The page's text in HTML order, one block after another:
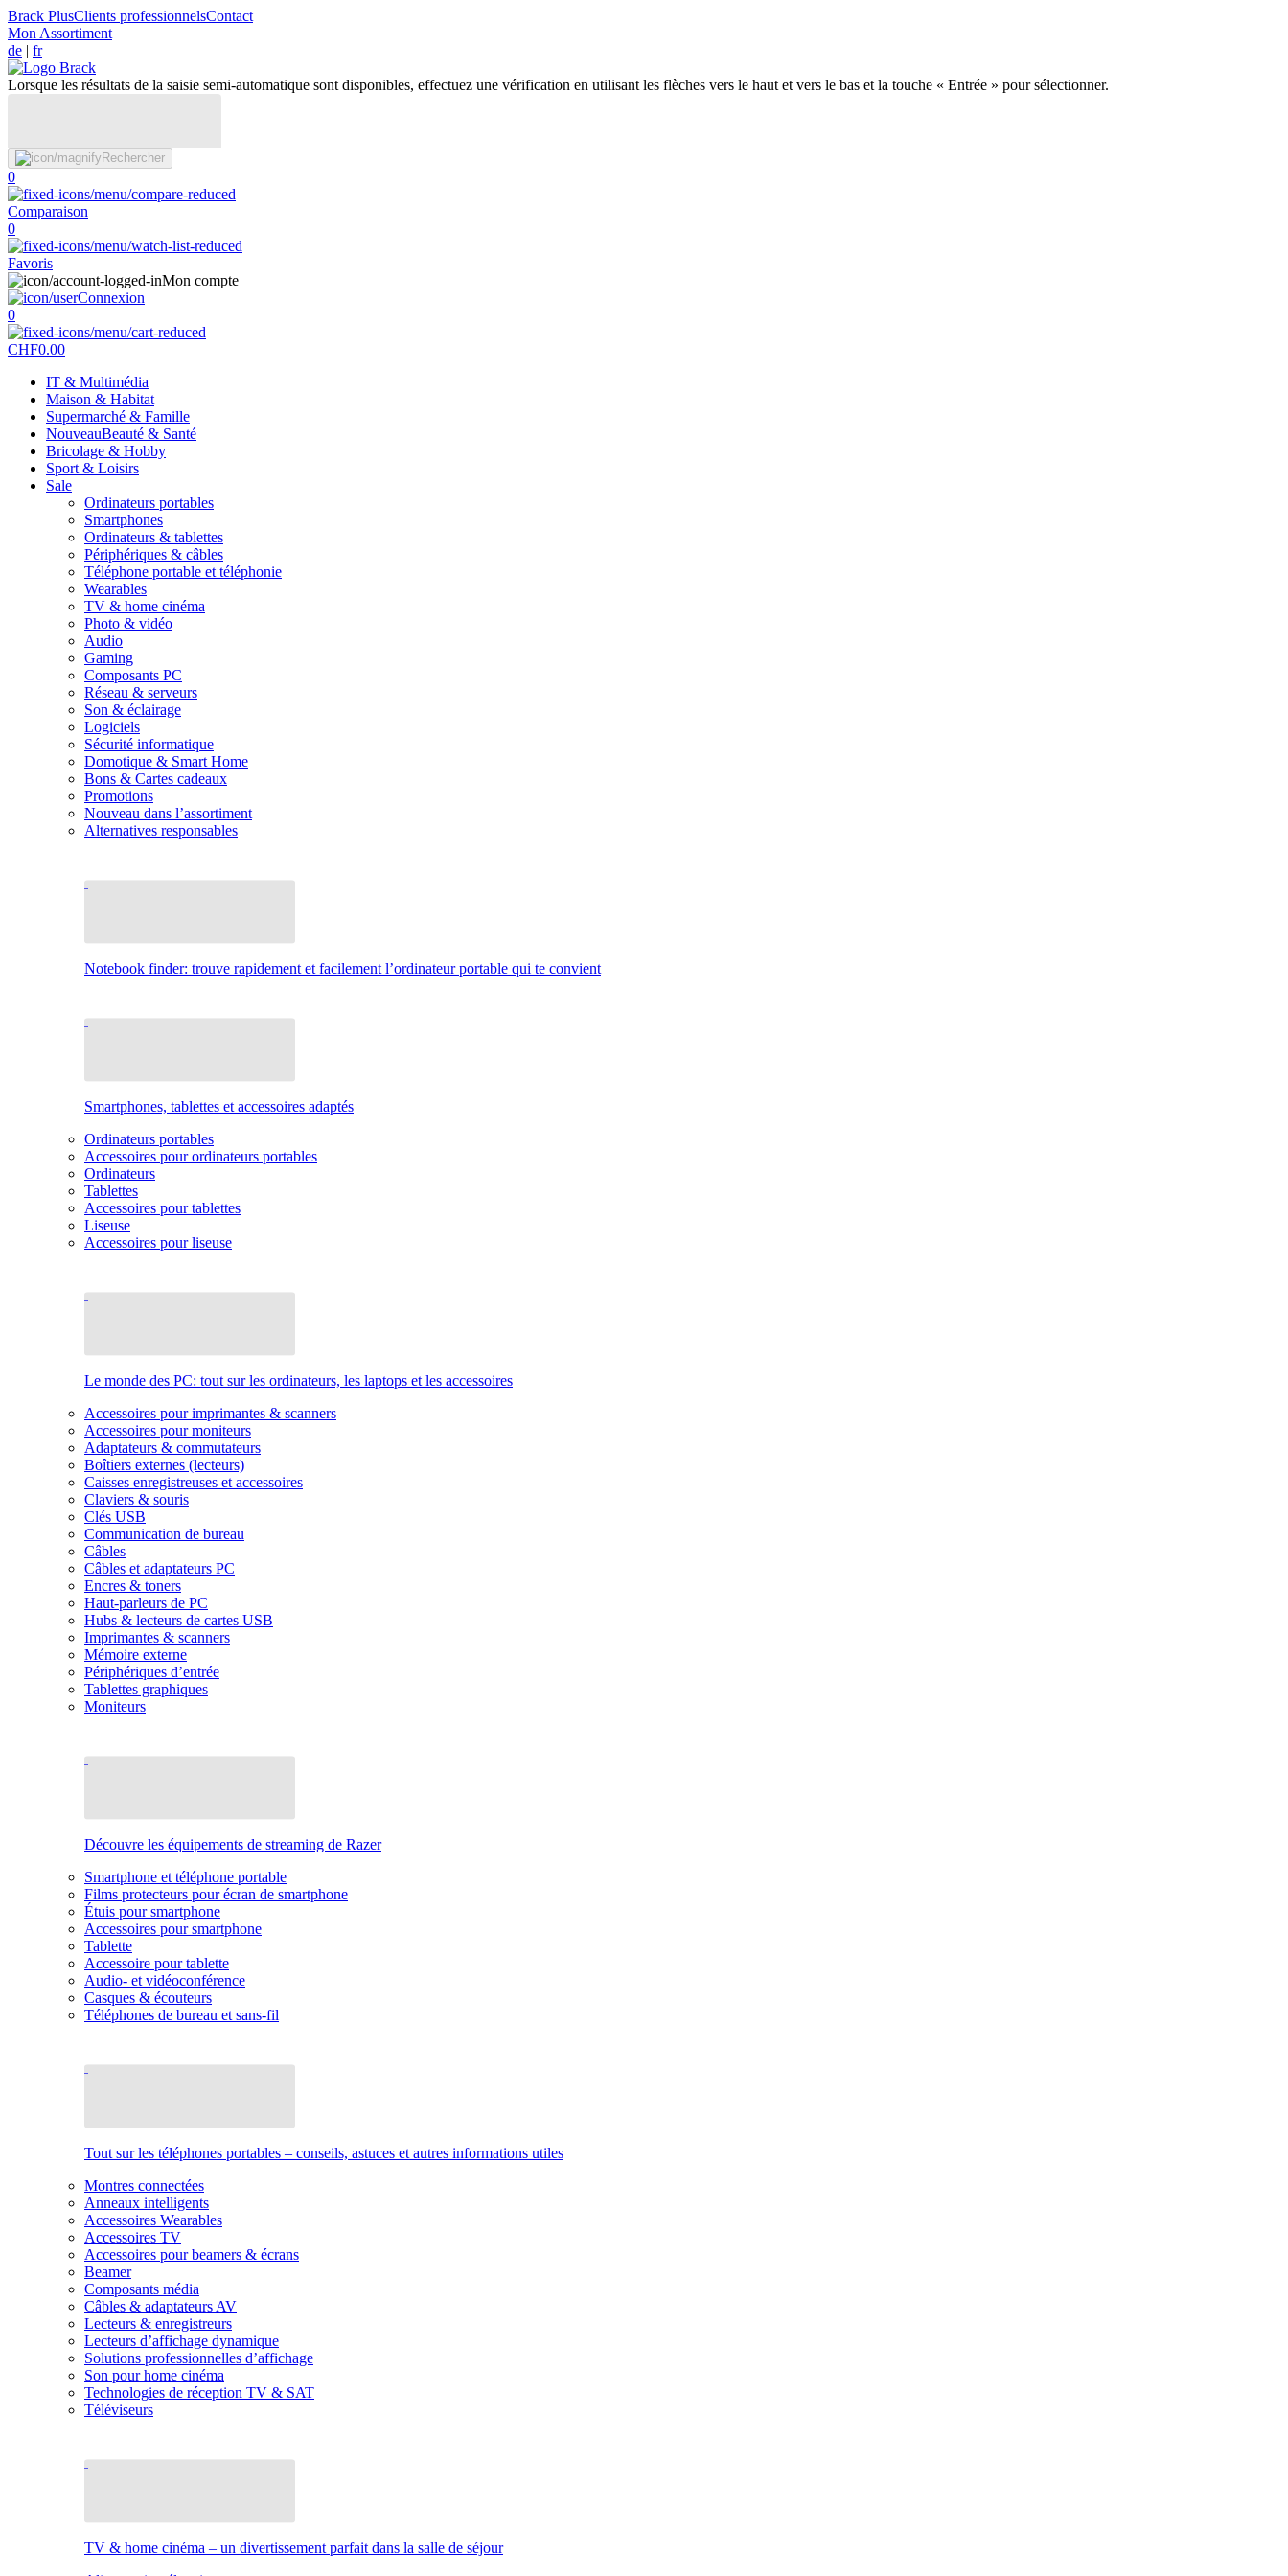
Brack PlusClients professionnelsContact
Mon Assortiment
de | fr
Lorsque les résultats de la saisie semi-automatique sont disponibles, effectuez une vérification en utilisant les flèches vers le haut et vers le bas et la touche « Entrée » pour sélectionner.
Rechercher
0
Comparaison
0
Favoris
Mon compte
Connexion
0
CHF0.00
IT & Multimédia
Maison & Habitat
Supermarché & Famille
NouveauBeauté & Santé
Bricolage & Hobby
Sport & Loisirs
Sale
Ordinateurs portables
Smartphones
Ordinateurs & tablettes
Périphériques & câbles
Téléphone portable et téléphonie
Wearables
TV & home cinéma
Photo & vidéo
Audio
Gaming
Composants PC
Réseau & serveurs
Son & éclairage
Logiciels
Sécurité informatique
Domotique & Smart Home
Bons & Cartes cadeaux
Promotions
Nouveau dans l’assortiment
Alternatives responsables
Notebook finder: trouve rapidement et facilement l’ordinateur portable qui te convient
Smartphones, tablettes et accessoires adaptés
Ordinateurs portables
Accessoires pour ordinateurs portables
Ordinateurs
Tablettes
Accessoires pour tablettes
Liseuse
Accessoires pour liseuse
Le monde des PC: tout sur les ordinateurs, les laptops et les accessoires
Accessoires pour imprimantes & scanners
Accessoires pour moniteurs
Adaptateurs & commutateurs
Boîtiers externes (lecteurs)
Caisses enregistreuses et accessoires
Claviers & souris
Clés USB
Communication de bureau
Câbles
Câbles et adaptateurs PC
Encres & toners
Haut-parleurs de PC
Hubs & lecteurs de cartes USB
Imprimantes & scanners
Mémoire externe
Périphériques d’entrée
Tablettes graphiques
Moniteurs
Découvre les équipements de streaming de Razer
Smartphone et téléphone portable
Films protecteurs pour écran de smartphone
Étuis pour smartphone
Accessoires pour smartphone
Tablette
Accessoire pour tablette
Audio- et vidéoconférence
Casques & écouteurs
Téléphones de bureau et sans-fil
Tout sur les téléphones portables – conseils, astuces et autres informations utiles
Montres connectées
Anneaux intelligents
Accessoires Wearables
Accessoires TV
Accessoires pour beamers & écrans
Beamer
Composants média
Câbles & adaptateurs AV
Lecteurs & enregistreurs
Lecteurs d’affichage dynamique
Solutions professionnelles d’affichage
Son pour home cinéma
Technologies de réception TV & SAT
Téléviseurs
TV & home cinéma – un divertissement parfait dans la salle de séjour